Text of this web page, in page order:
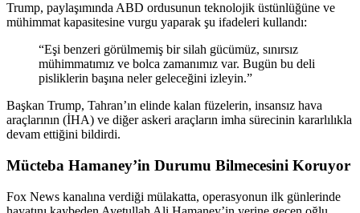
Trump, paylaşımında ABD ordusunun teknolojik üstünlüğüne ve
mühimmat kapasitesine vurgu yaparak şu ifadeleri kullandı:
“Eşi benzeri görülmemiş bir silah gücümüz, sınırsız
mühimmatımız ve bolca zamanımız var. Bugün bu deli
pisliklerin başına neler geleceğini izleyin.”
Başkan Trump, Tahran’ın elinde kalan füzelerin, insansız hava
araçlarının (İHA) ve diğer askeri araçların imha sürecinin kararlılıkla
devam ettiğini bildirdi.
Mücteba Hamaney’in Durumu Bilmecesini Koruyor
Fox News kanalına verdiği mülakatta, operasyonun ilk günlerinde